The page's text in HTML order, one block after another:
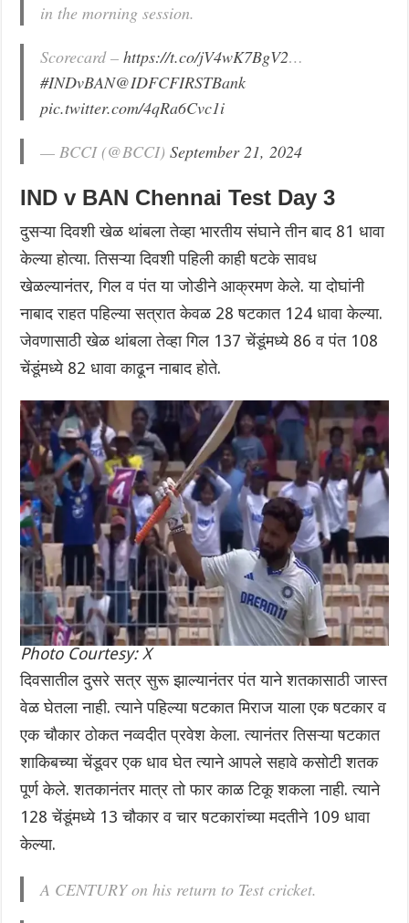
in the morning session.
Scorecard –https://t.co/jV4wK7BgV2…
#INDvBAN@IDFCFIRSTBank
pic.twitter.com/4qRa6Cvc1i
— BCCI (@BCCI)September 21, 2024
IND v BAN Chennai Test Day 3
दुसऱ्या दिवशी खेळ थांबला तेव्हा भारतीय संघाने तीन बाद 81 धावा
केल्या होत्या. तिसऱ्या दिवशी पहिली काही षटके सावध
खेळल्यानंतर, गिल व पंत या जोडीने आक्रमण केले. या दोघांनी
नाबाद राहत पहिल्या सत्रात केवळ 28 षटकात 124 धावा केल्या.
जेवणासाठी खेळ थांबला तेव्हा गिल 137 चेंडूंमध्ये 86 व पंत 108
चेंडूंमध्ये 82 धावा काढून नाबाद होते.
Photo Courtesy: X
दिवसातील दुसरे सत्र सुरू झाल्यानंतर पंत याने शतकासाठी जास्त
वेळ घेतला नाही. त्याने पहिल्या षटकात मिराज याला एक षटकार व
एक चौकार ठोकत नव्वदीत प्रवेश केला. त्यानंतर तिसऱ्या षटकात
शाकिबच्या चेंडूवर एक धाव घेत त्याने आपले सहावे कसोटी शतक
पूर्ण केले. शतकानंतर मात्र तो फार काळ टिकू शकला नाही. त्याने
128 चेंडूंमध्ये 13 चौकार व चार षटकारांच्या मदतीने 109 धावा
केल्या.
A CENTURY on his return to Test cricket.